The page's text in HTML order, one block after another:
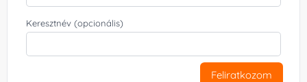
Keresztnév (opcionális)
Feliratkozom